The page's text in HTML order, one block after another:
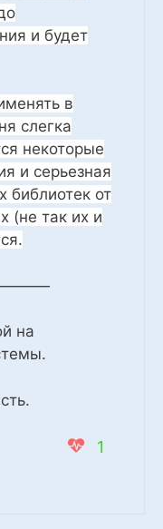
и будет
в
слегка
некоторые
и серьезная
библиотек от
(не так их и
на
1